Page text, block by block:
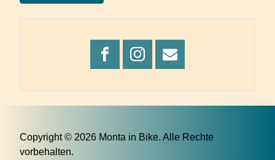
Copyright © 2026 Monta in Bike. Alle Rechte
vorbehalten.